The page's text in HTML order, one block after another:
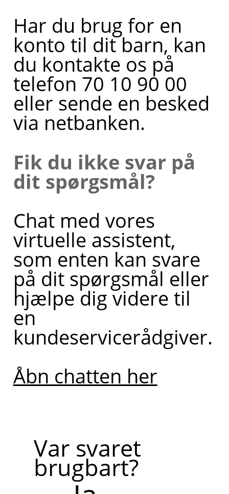
Har du brug for en
konto til dit barn, kan
du kontakte os på
telefon 70 10 90 00
eller sende en besked
via netbanken.
Fik du ikke svar på
dit spørgsmål?
Chat med vores
virtuelle assistent,
som enten kan svare
på dit spørgsmål eller
hjælpe dig videre til
en
kundeservicerådgiver.
Åbn chatten her
Var svaret
brugbart?